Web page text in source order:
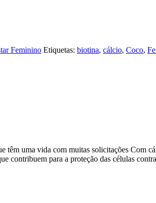
Feminino Etiquetas: biotina, cálcio, Coco,
têm uma vida com muitas solicitações Com
contribuem para a proteção das células